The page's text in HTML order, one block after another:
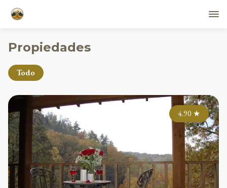
Propiedades
Todo
4.90 ★